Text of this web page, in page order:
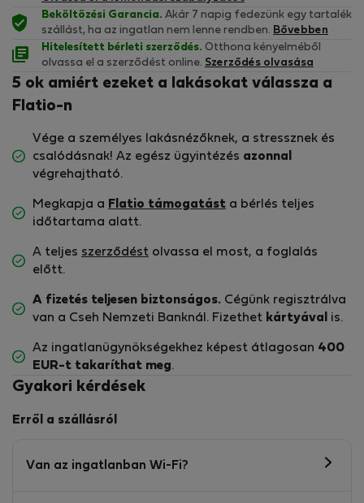
Beköltözési Garancia. Akár 7 napig fedezünk egy tartalék
szállást, ha az ingatlan nem lenne rendben. Bővebben
Hitelesített bérleti szerződés. Otthona kényelméből
olvassa el a szerződést online. Szerződés olvasása
5 ok amiért ezeket a lakásokat válassza a
Flatio-n
Vége a személyes lakásnézőknek, a stressznek és
csalódásnak! Az egész ügyintézés azonnal
végrehajtható.
Megkapja a Flatio támogatást a bérlés teljes
időtartama alatt.
A teljes szerződést olvassa el most, a foglalás
előtt.
A fizetés teljesen biztonságos. Cégünk regisztrálva
van a Cseh Nemzeti Banknál. Fizethet kártyával is.
Az ingatlanügynökségekhez képest átlagosan 400
EUR-t takaríthat meg.
Gyakori kérdések
Erről a szállásról
Van az ingatlanban Wi-Fi?